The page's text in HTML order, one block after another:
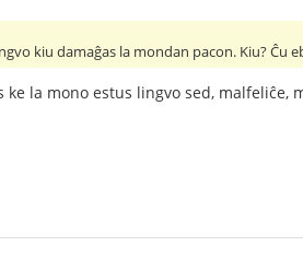
kiu damaĝas la mondan pacon. Kiu? Ĉu
ke la mono estus lingvo sed, malfeliĉe,